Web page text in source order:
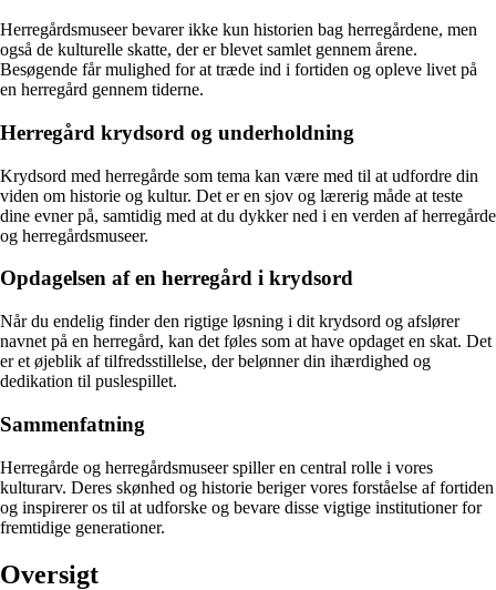
Herregårdsmuseer bevarer ikke kun historien bag herregårdene, men
også de kulturelle skatte, der er blevet samlet gennem årene.
Besøgende får mulighed for at træde ind i fortiden og opleve livet på
en herregård gennem tiderne.
Herregård krydsord og underholdning
Krydsord med herregårde som tema kan være med til at udfordre din
viden om historie og kultur. Det er en sjov og lærerig måde at teste
dine evner på, samtidig med at du dykker ned i en verden af herregårde
og herregårdsmuseer.
Opdagelsen af en herregård i krydsord
Når du endelig finder den rigtige løsning i dit krydsord og afslører
navnet på en herregård, kan det føles som at have opdaget en skat. Det
er et øjeblik af tilfredsstillelse, der belønner din ihærdighed og
dedikation til puslespillet.
Sammenfatning
Herregårde og herregårdsmuseer spiller en central rolle i vores
kulturarv. Deres skønhed og historie beriger vores forståelse af fortiden
og inspirerer os til at udforske og bevare disse vigtige institutioner for
fremtidige generationer.
Oversigt